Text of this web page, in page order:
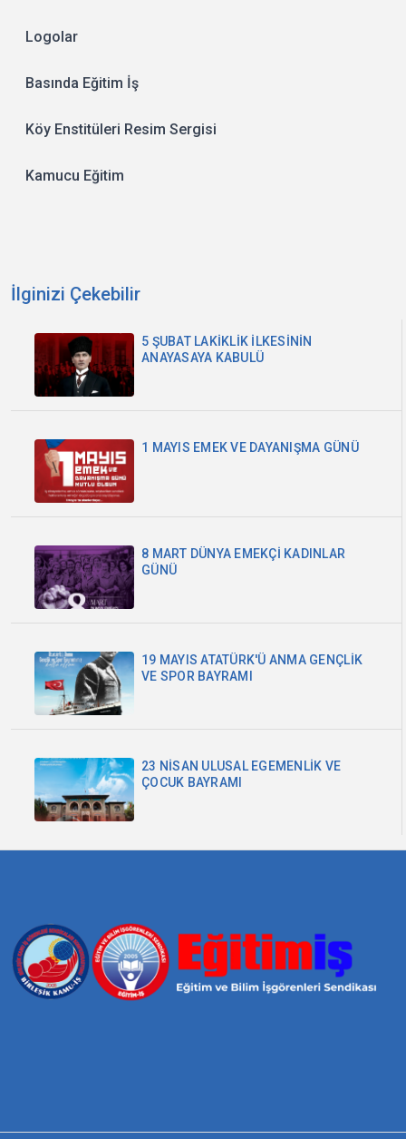
Logolar
Basında Eğitim İş
Köy Enstitüleri Resim Sergisi
Kamucu Eğitim
İlginizi Çekebilir
5 ŞUBAT LAKİKLİK İLKESİNİN
ANAYASAYA KABULÜ
1 MAYIS EMEK VE DAYANIŞMA GÜNÜ
8 MART DÜNYA EMEKÇİ KADINLAR
GÜNÜ
19 MAYIS ATATÜRK'Ü ANMA GENÇLİK
VE SPOR BAYRAMI
23 NİSAN ULUSAL EGEMENLİK VE
ÇOCUK BAYRAMI